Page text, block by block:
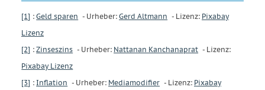
[1] : Geld sparen - Urheber: Gerd Altmann - Lizenz: Pixabay
Lizenz
[2] : Zinseszins - Urheber: Nattanan Kanchanaprat - Lizenz:
Pixabay Lizenz
[3] : Inflation - Urheber: Mediamodifier - Lizenz: Pixabay